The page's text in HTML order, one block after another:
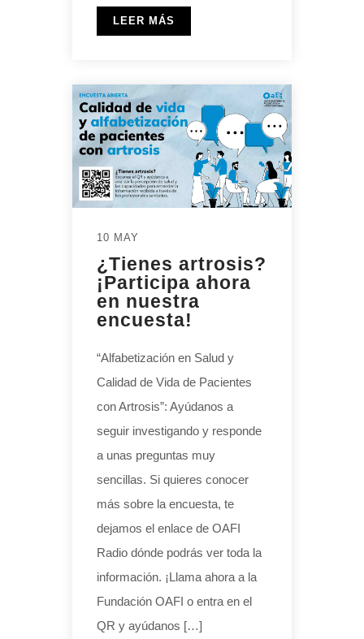
LEER MÁS
10 MAY
¿Tienes artrosis?
¡Participa ahora
en nuestra
encuesta!
“Alfabetización en Salud y
Calidad de Vida de Pacientes
con Artrosis”: Ayúdanos a
seguir investigando y responde
a unas preguntas muy
sencillas. Si quieres conocer
más sobre la encuesta, te
dejamos el enlace de OAFI
Radio dónde podrás ver toda la
información. ¡Llama ahora a la
Fundación OAFI o entra en el
QR y ayúdanos […]